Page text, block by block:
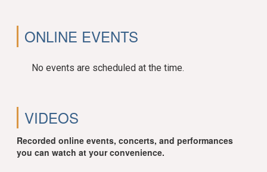
ONLINE EVENTS
No events are scheduled at the time.
VIDEOS
Recorded online events, concerts, and performances
you can watch at your convenience.